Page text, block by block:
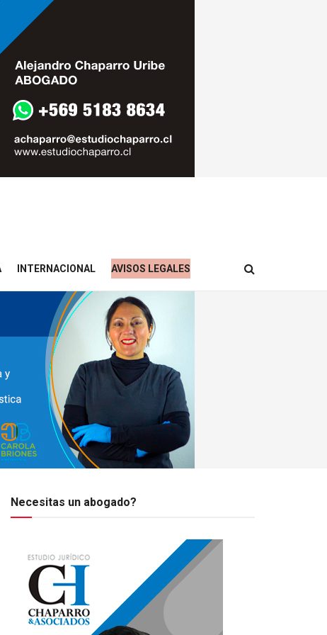
INTERNACIONAL AVISOS LEGALES
Necesitas un abogado?